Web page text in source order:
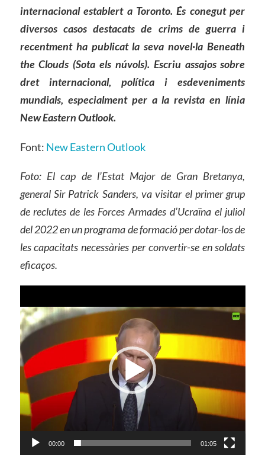
internacional establert a Toronto. És conegut per
diversos casos destacats de crims de guerra i
recentment ha publicat la seva novel·la Beneath
the Clouds (Sota els núvols). Escriu assajos sobre
dret internacional, política i esdeveniments
mundials, especialment per a la revista en línia
New Eastern Outlook.
Font: New Eastern Outlook
Foto: El cap de l’Estat Major de Gran Bretanya,
general Sir Patrick Sanders, va visitar el primer grup
de reclutes de les Forces Armades d’Ucraïna el juliol
del 2022 en un programa de formació per dotar-los de
les capacitats necessàries per convertir-se en soldats
eficaços.
de
vídeo
00:00 01:05